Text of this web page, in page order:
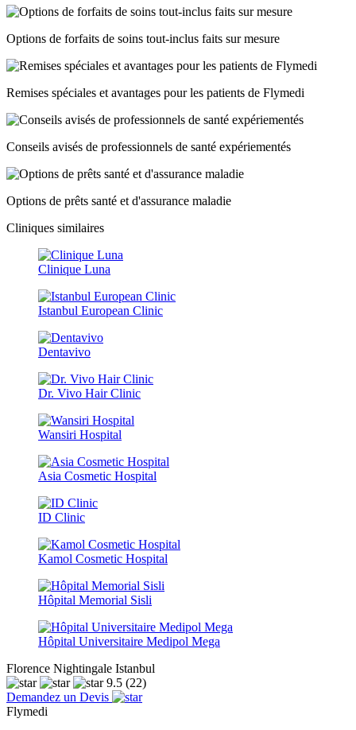
Options de forfaits de soins tout-inclus faits sur mesure
Remises spéciales et avantages pour les patients de Flymedi
Conseils avisés de professionnels de santé expériementés
Options de prêts santé et d'assurance maladie
Cliniques similaires
Clinique Luna
Istanbul European Clinic
Dentavivo
Dr. Vivo Hair Clinic
Wansiri Hospital
Asia Cosmetic Hospital
ID Clinic
Kamol Cosmetic Hospital
Hôpital Memorial Sisli
Hôpital Universitaire Medipol Mega
Florence Nightingale Istanbul
9.5 (22)
Demandez un Devis
Flymedi